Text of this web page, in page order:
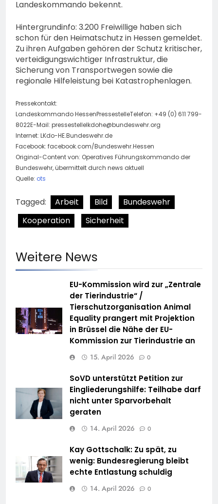
Landeskommando bekennt.
Hintergrundinfo: 3.200 Freiwillige haben sich
schon für den Heimatschutz in Hessen gemeldet.
Zu ihren Aufgaben gehören der Schutz kritischer,
verteidigungswichtiger Infrastruktur, die
Sicherung von Transportwegen sowie die
regionale Hilfeleistung bei Katastrophenlagen.
Pressekontakt:
Landeskommando HessenPressestelleTelefon: +49 (0) 611 799-
8022E-Mail: pressestellelkdohe@bundeswehr.org
Internet: LKdo-HE.Bundeswehr.de
Facebook: facebook.com/Bundeswehr.Hessen
Original-Content von: Operatives Führungskommando der
Bundeswehr, übermittelt durch news aktuell
Quelle: ots
Tagged: Arbeit Bild
Bundeswehr
Kooperation
Sicherheit
Weitere News
EU-Kommission wird zur „Zentrale
der Tierindustrie“ /
Tierschutzorganisation Animal
Equality prangert mit Projektion
in Brüssel die Nähe der EU-
Kommission zur Tierindustrie an
15. April 2026 0
SoVD unterstützt Petition zur
Eingliederungshilfe: Teilhabe darf
nicht unter Sparvorbehalt
geraten
14. April 2026 0
Kay Gottschalk: Zu spät, zu
wenig: Bundesregierung bleibt
echte Entlastung schuldig
14. April 2026 0